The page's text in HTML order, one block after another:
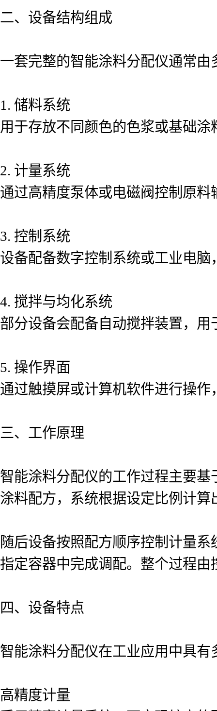
二、设备结构组成
一套完整的智能涂料分配仪通常由
1. 储料系统
用于存放不同颜色的色浆或基础
2. 计量系统
通过高精度泵体或电磁阀控制原
3. 控制系统
设备配备数字控制系统或工业电
4. 搅拌与均化系统
部分设备会配备自动搅拌装置，
5. 操作界面
通过触摸屏或计算机软件进行操
三、工作原理
智能涂料分配仪的工作过程主要
涂料配方，系统根据设定比例计算
随后设备按照配方顺序控制计量
指定容器中完成调配。整个过程
四、设备特点
智能涂料分配仪在工业应用中具有
高精度计量